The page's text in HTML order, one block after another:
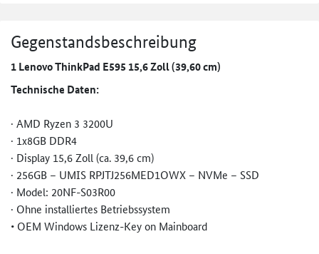
Gegenstandsbeschreibung
1 Lenovo ThinkPad E595 15,6 Zoll (39,60 cm)
Technische Daten:
· AMD Ryzen 3 3200U
· 1x8GB DDR4
· Display 15,6 Zoll (ca. 39,6 cm)
· 256GB – UMIS RPJTJ256MED1OWX – NVMe – SSD
· Model: 20NF-S03R00
· Ohne installiertes Betriebssystem
• OEM Windows Lizenz-Key on Mainboard